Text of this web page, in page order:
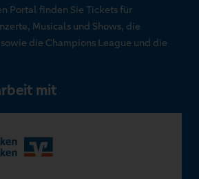
Portal finden Sie Tickets für
Musicals und Shows, die
die Champions League und die
mit